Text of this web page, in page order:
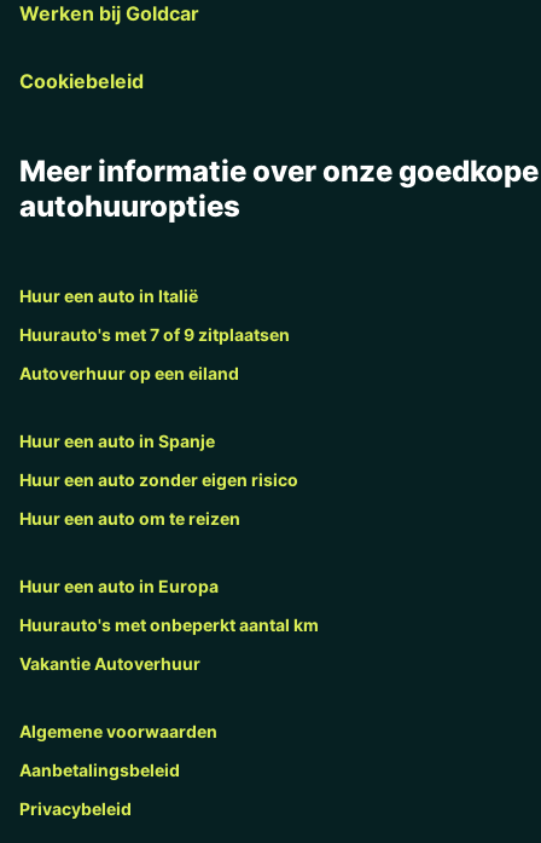
Werken bij Goldcar
Cookiebeleid
Meer informatie over onze goedkope
autohuuropties
Huur een auto in Italië
Huurauto's met 7 of 9 zitplaatsen
Autoverhuur op een eiland
Huur een auto in Spanje
Huur een auto zonder eigen risico
Huur een auto om te reizen
Huur een auto in Europa
Huurauto's met onbeperkt aantal km
Vakantie Autoverhuur
Algemene voorwaarden
Aanbetalingsbeleid
Privacybeleid